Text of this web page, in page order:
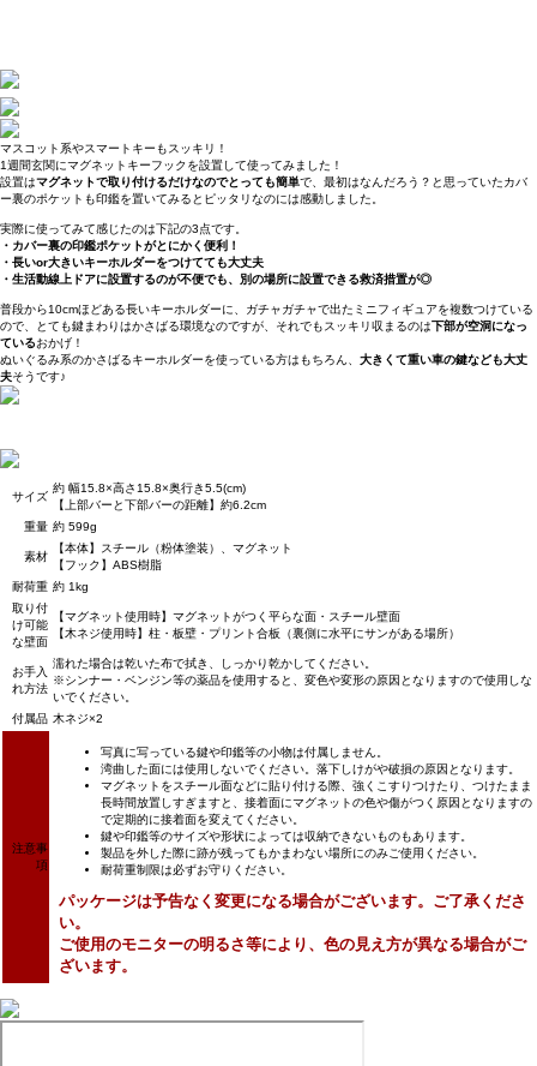
マスコット系やスマートキーもスッキリ！
1週間玄関にマグネットキーフックを設置して使ってみました！
設置はマグネットで取り付けるだけなのでとっても簡単で、最初はなんだろう？と思っていたカバ
ー裏のポケットも印鑑を置いてみるとピッタリなのには感動しました。
実際に使ってみて感じたのは下記の3点です。
・カバー裏の印鑑ポケットがとにかく便利！
・長いor大きいキーホルダーをつけてても大丈夫
・生活動線上ドアに設置するのが不便でも、別の場所に設置できる救済措置が◎
普段から10cmほどある長いキーホルダーに、ガチャガチャで出たミニフィギュアを複数つけている
ので、とても鍵まわりはかさばる環境なのですが、それでもスッキリ収まるのは下部が空洞になっ
ているおかげ！
ぬいぐるみ系のかさばるキーホルダーを使っている方はもちろん、 大きくて重い車の鍵なども大丈
夫そうです♪
サイズ
約 幅15.8×高さ15.8×奥行き5.5(cm)
【上部バーと下部バーの距離】約6.2cm
重量 約 599g
素材
【本体】スチール（粉体塗装）、マグネット
【フック】ABS樹脂
耐荷重 約 1kg
取り付
け可能
な壁面
【マグネット使用時】マグネットがつく平らな面・スチール壁面
【木ネジ使用時】柱・板壁・プリント合板（裏側に水平にサンがある場所）
お手入
れ方法
濡れた場合は乾いた布で拭き、しっかり乾かしてください。
※シンナー・ベンジン等の薬品を使用すると、変色や変形の原因となりますので使用しな
いでください。
付属品 木ネジ×2
注意事
項
写真に写っている鍵や印鑑等の小物は付属しません。
湾曲した面には使用しないでください。落下しけがや破損の原因となります。
マグネットをスチール面などに貼り付ける際、強くこすりつけたり、つけたまま
長時間放置しすぎますと、接着面にマグネットの色や傷がつく原因となりますの
で定期的に接着面を変えてください。
鍵や印鑑等のサイズや形状によっては収納できないものもあります。
製品を外した際に跡が残ってもかまわない場所にのみご使用ください。
耐荷重制限は必ずお守りください。
パッケージは予告なく変更になる場合がございます。ご了承くださ
い。
ご使用のモニターの明るさ等により、色の見え方が異なる場合がご
ざいます。